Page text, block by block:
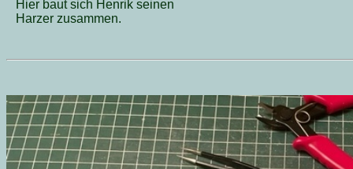
Hier baut sich Henrik seinen
Harzer zusammen.